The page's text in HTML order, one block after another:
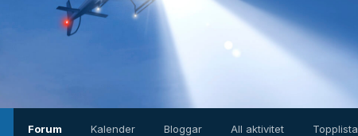
Forum Kalender Bloggar All aktivitet Topplista